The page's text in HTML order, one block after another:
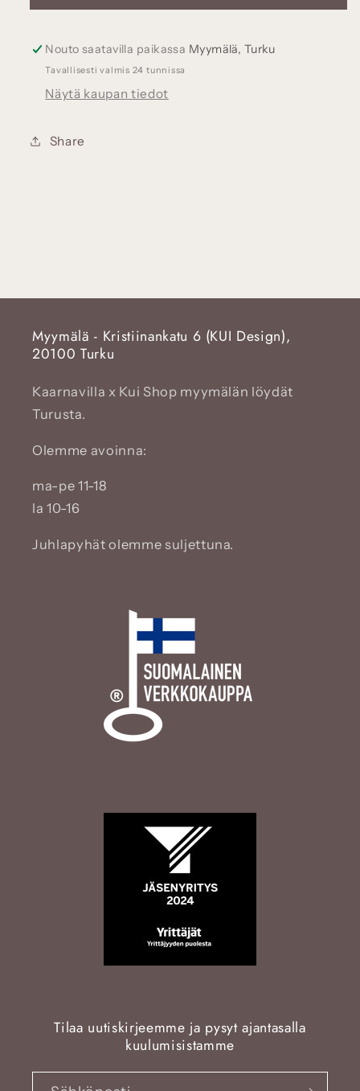
kortti
kortti
Nouto saatavilla paikassa Myymälä, Turku
Tavallisesti valmis 24 tunnissa
Näytä kaupan tiedot
Share
Myymälä - Kristiinankatu 6 (KUI Design),
20100 Turku
Kaarnavilla x Kui Shop myymälän löydät
Turusta.
Olemme avoinna:
ma-pe 11-18
la 10-16
Juhlapyhät olemme suljettuna.
Tilaa uutiskirjeemme ja pysyt ajantasalla
kuulumisistamme